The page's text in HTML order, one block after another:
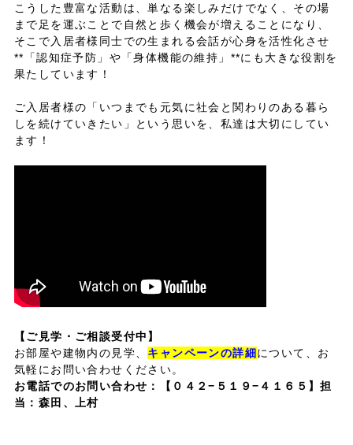
こうした豊富な活動は、単なる楽しみだけでなく、その場
まで足を運ぶことで自然と歩く機会が増えることになり、
そこで入居者様同士での生まれる会話が心身を活性化させ
**「認知症予防」や「身体機能の維持」**にも大きな役割を
果たしています！
ご入居者様の「いつまでも元気に社会と関わりのある暮ら
しを続けていきたい」という思いを、私達は大切にしてい
ます！
【ご見学・ご相談受付中】
お部屋や建物内の見学、 キャンペーンの詳細について、お
気軽にお問い合わせください。
お電話でのお問い合わせ：
【０４２−５１９−４１６５】担
当：森田、上村